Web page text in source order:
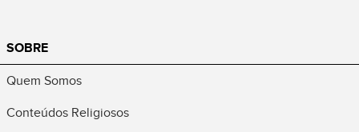
SOBRE
Quem Somos
Conteúdos Religiosos